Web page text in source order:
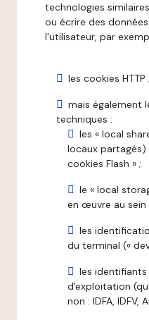
technologies
ou écrire des
l'utilisateur, par
les cookies HTTP ;
mais également
techniques :
les « local
locaux partagés)
cookies Flash » ;
le « local
en œuvre au sein
les
du terminal («
les identifiants
d'exploitation
non : IDFA, IDFV,